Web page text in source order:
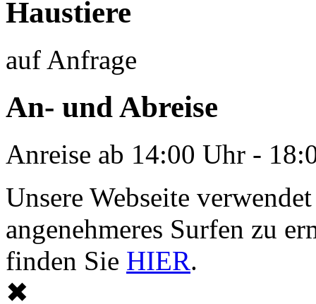
Haustiere
auf Anfrage
An- und Abreise
Anreise ab 14:00 Uhr -
Unsere Webseite
angenehmeres Surfen zu
finden Sie HIER.
✖